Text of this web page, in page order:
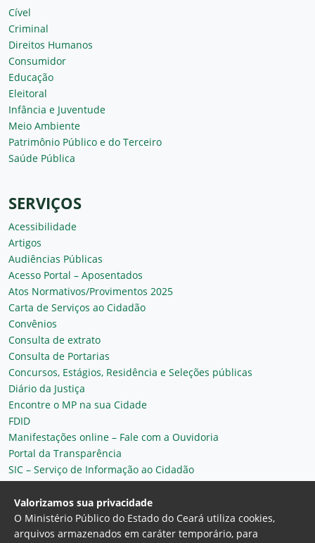
Cível
Criminal
Direitos Humanos
Consumidor
Educação
Eleitoral
Infância e Juventude
Meio Ambiente
Patrimônio Público e do Terceiro
Saúde Pública
SERVIÇOS
Acessibilidade
Artigos
Audiências Públicas
Acesso Portal – Aposentados
Atos Normativos/Provimentos 2025
Carta de Serviços ao Cidadão
Convênios
Consulta de extrato
Consulta de Portarias
Concursos, Estágios, Residência e Seleções públicas
Diário da Justiça
Encontre o MP na sua Cidade
FDID
Manifestações online – Fale com a Ouvidoria
Portal da Transparência
SIC – Serviço de Informação ao Cidadão
Plantão MP do Ceará
Secretaria Geral
Valorizamos sua privacidade
O Ministério Público do Estado do Ceará utiliza cookies,
arquivos armazenados em caráter temporário, para